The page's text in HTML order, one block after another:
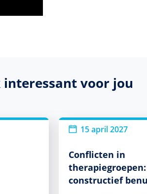
interessant voor jou
15 april 2027
Conflicten in
therapiegroepen:
constructief